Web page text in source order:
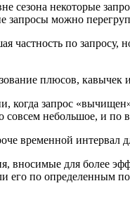
сезона некоторые
запросы можно
частность по запросу,
плюсов, кавычек
когда запрос
совсем небольшое, и по
временной интервал
вносимые для более
его по определенным